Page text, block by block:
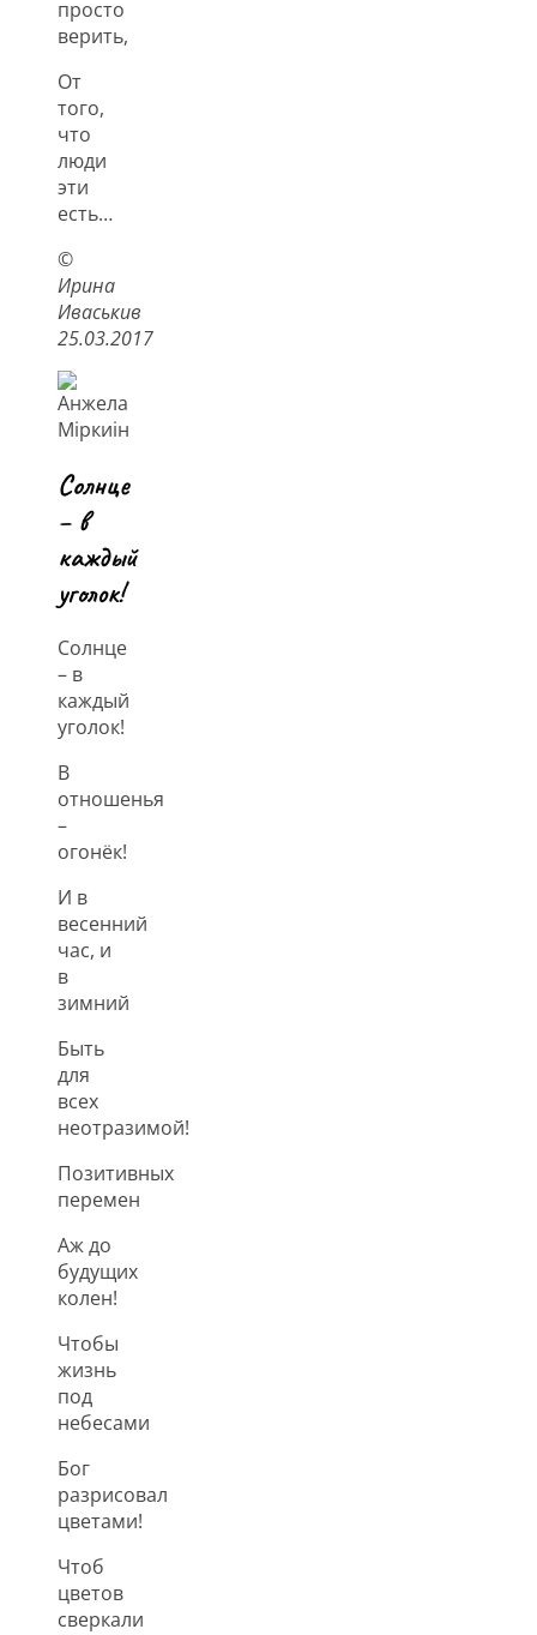
просто
верить,
От
того,
что
люди
эти
есть…
©
Ирина
Иваськив
25.03.2017
Солнце
– в
каждый
уголок!
Солнце
– в
каждый
уголок!
В
отношенья
–
огонёк!
И в
весенний
час, и
в
зимний
Быть
для
всех
неотразимой!
Позитивных
перемен
Аж до
будущих
колен!
Чтобы
жизнь
под
небесами
Бог
разрисовал
цветами!
Чтоб
цветов
сверкали